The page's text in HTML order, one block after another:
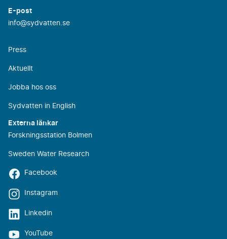
E-post
info@sydvatten.se
Press
Aktuellt
Jobba hos oss
Sydvatten in English
Externa länkar
Forskningsstation Bolmen
Sweden Water Research
Facebook
Instagram
Linkedin
YouTube